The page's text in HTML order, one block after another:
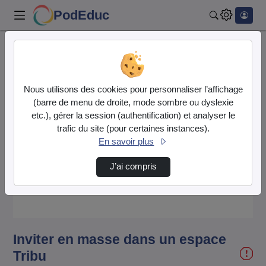
PodEduc
Inviter en masse dans un espace Tribu
Lire
la
Inviter en masse dans un espace
Tribu
Nous utilisons des cookies pour personnaliser l’affichage
(barre de menu de droite, mode sombre ou dyslexie
etc.), gérer la session (authentification) et analyser le
trafic du site (pour certaines instances).
En savoir plus
J’ai compris